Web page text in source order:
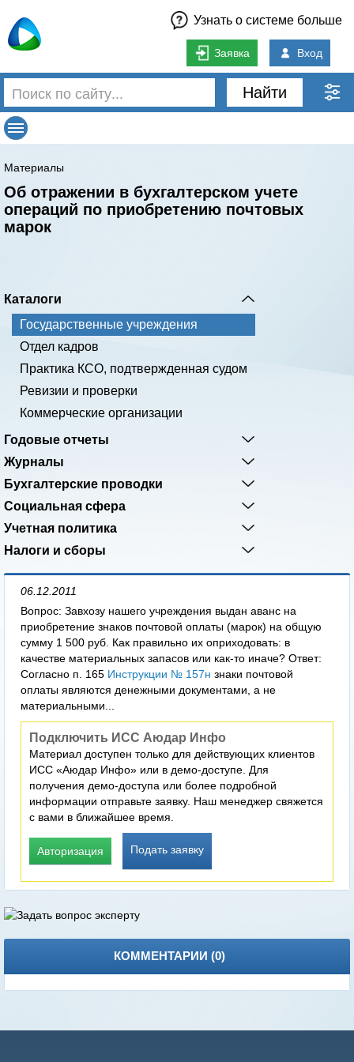
Узнать о системе больше
Заявка Вход
Найти
Материалы
Об отражении в бухгалтерском учете
операций по приобретению почтовых
марок
Каталоги
Государственные учреждения
Отдел кадров
Практика КСО, подтвержденная судом
Ревизии и проверки
Коммерческие организации
Годовые отчеты
Журналы
Бухгалтерские проводки
Социальная сфера
Учетная политика
Налоги и сборы
06.12.2011
Вопрос: Завхозу нашего учреждения выдан аванс на
приобретение знаков почтовой оплаты (марок) на общую
сумму 1 500 руб. Как правильно их оприходовать: в
качестве материальных запасов или как-то иначе? Ответ:
Согласно п. 165 Инструкции № 157н знаки почтовой
оплаты являются денежными документами, а не
материальными...
Подключить ИСС Аюдар Инфо
Материал доступен только для действующих клиентов
ИСС «Аюдар Инфо» или в демо-доступе. Для
получения демо-доступа или более подробной
информации отправьте заявку. Наш менеджер свяжется
с вами в ближайшее время.
Авторизация Подать заявку
КОММЕНТАРИИ (0)